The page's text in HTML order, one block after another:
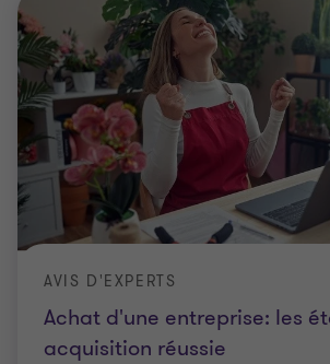
Achat d'une entreprise: les
acquisition réussie
AVIS D'EXPERTS